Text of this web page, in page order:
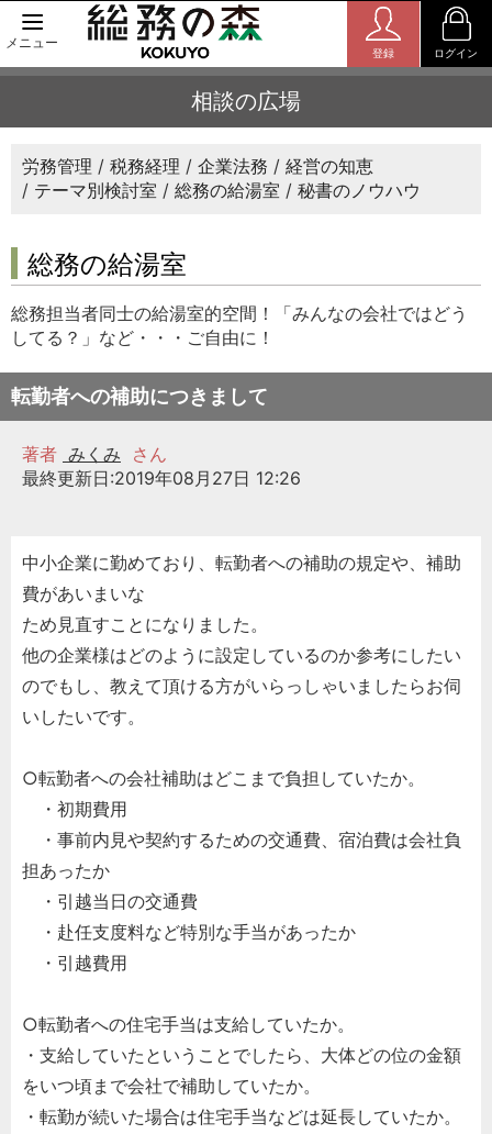
メニュー
登録 ログイン
相談の広場
労務管理 税務経理 企業法務
経営の知恵
テーマ別検討室
総務の給湯室 秘書のノウハウ
総務の給湯室
総務担当者同士の給湯室的空間！「みんなの会社ではどう
してる？」など・・・ご自由に！
転勤者への補助につきまして
著者 みくみ
さん
最終更新日:2019年08月27日 12:26
中小企業に勤めており、転勤者への補助の規定や、補助
費があいまいな
ため見直すことになりました。
他の企業様はどのように設定しているのか参考にしたい
のでもし、教えて頂ける方がいらっしゃいましたらお伺
いしたいです。
○転勤者への会社補助はどこまで負担していたか。
・初期費用
・事前内見や契約するための交通費、宿泊費は会社負
担あったか
・引越当日の交通費
・赴任支度料など特別な手当があったか
・引越費用
○転勤者への住宅手当は支給していたか。
・支給していたということでしたら、大体どの位の金額
をいつ頃まで会社で補助していたか。
・転勤が続いた場合は住宅手当などは延長していたか。